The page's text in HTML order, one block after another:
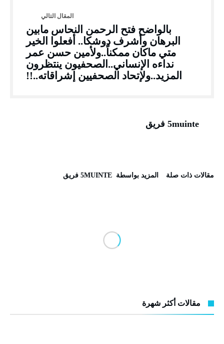
بالواضح فتح الرحمن النحاس مابين
البرهان وأشرف دوشكا.. أفعلوا الخير
متي ماكان ممكناً..ولأمين حسن عمر
نداءه الإنساني..الصحفيون ينتظرون
المزيد..ولإتحاد الصحفيين إشراقاته..!!
5muinte فريق
‫مقالات ذات صلة‬ ‫‫المزيد بواسطة‬ ‬ 5MUINTE فريق
مقالات أكثر شهرة